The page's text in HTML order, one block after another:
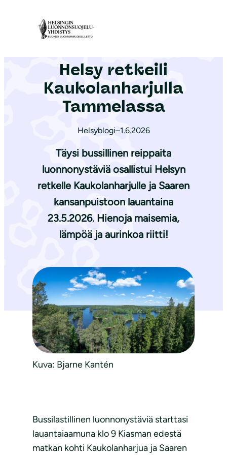
Etusivu|Ajankohtaista
Helsy retkeili
Kaukolanharjulla
Tammelassa
Helsyblogi–1.6.2026
Täysi bussillinen reippaita
luonnonystäviä osallistui Helsyn
retkelle Kaukolanharjulle ja Saaren
kansanpuistoon lauantaina
23.5.2026. Hienoja maisemia,
lämpöä ja aurinkoa riitti!
Kuva: Bjarne Kantén
Bussilastillinen luonnonystäviä starttasi
lauantaiaamuna klo 9 Kiasman edestä
matkan kohti Kaukolanharjua ja Saaren